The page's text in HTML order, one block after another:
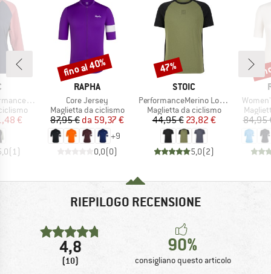
MTB 3/4 Tee
ridotto
€
(1)
MARCHIO
RAPHA
Articolo
Core Jersey
Gruppo di prodotti
Maglietta da ciclismo
Prezzo
87,95 € Prezzo ridotto
da 59,37 €
+9
0,0(0)
Sconto
fino al 40%
MARCHIO
STOIC
Articolo
PerformanceMerino LofsdalenSt. MTB S/S
Gruppo di prodotti
Maglietta da ciclismo
Prezzo
44,95 €Prezzo ridotto
23,82 €
5,0(2)
Sconto
47%
Articolo
84,95
RIEPILOGO RECENSIONE
4,8
(10)
90%
consigliano questo articolo